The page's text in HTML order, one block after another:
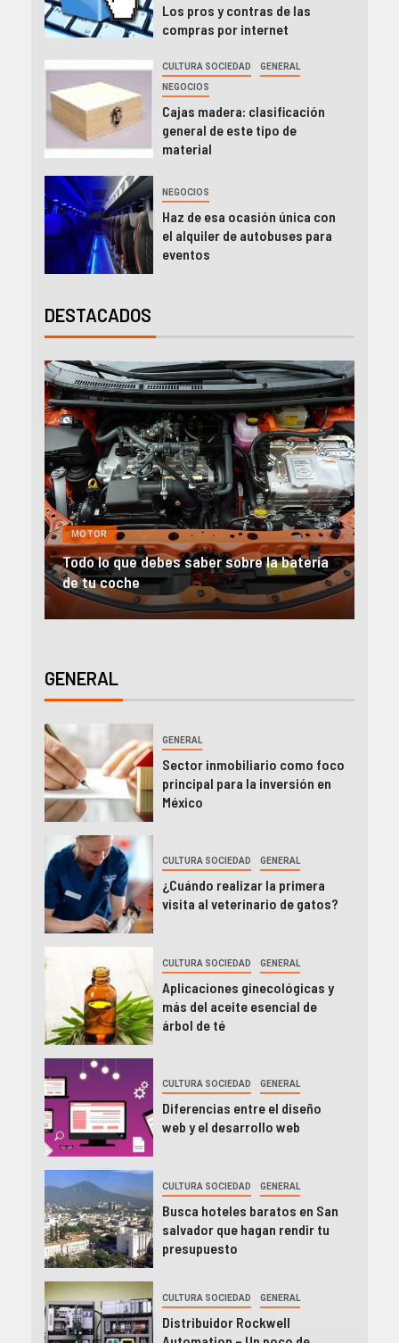
Los pros y contras de las
compras por internet
CULTURA SOCIEDAD GENERAL
NEGOCIOS
Cajas madera: clasificación
general de este tipo de
material
NEGOCIOS
Haz de esa ocasión única con
el alquiler de autobuses para
eventos
DESTACADOS
GENERAL MOTOR NEGOCIOS
Alquiler furgonetas Valencia: Ideas para
emprender
GENERAL
GENERAL
Sector inmobiliario como foco
principal para la inversión en
México
CULTURA SOCIEDAD GENERAL
¿Cuándo realizar la primera
visita al veterinario de gatos?
CULTURA SOCIEDAD GENERAL
Aplicaciones ginecológicas y
más del aceite esencial de
árbol de té
CULTURA SOCIEDAD GENERAL
Diferencias entre el diseño
web y el desarrollo web
CULTURA SOCIEDAD GENERAL
Busca hoteles baratos en San
salvador que hagan rendir tu
presupuesto
CULTURA SOCIEDAD GENERAL
Distribuidor Rockwell